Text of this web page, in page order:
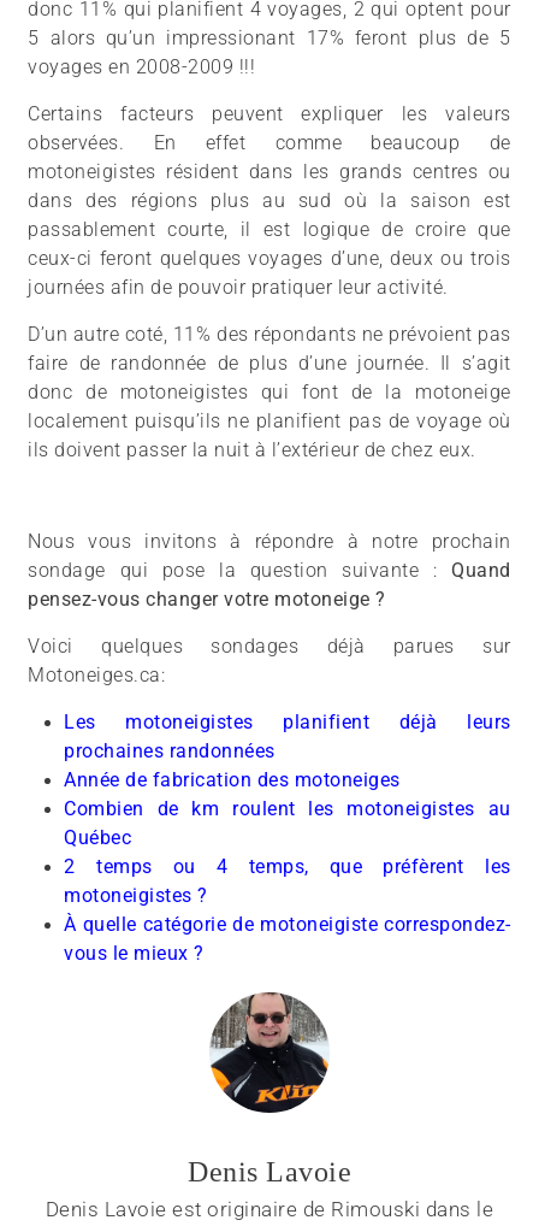
donc 11% qui planifient 4 voyages, 2 qui optent pour
5 alors qu’un impressionant 17% feront plus de 5
voyages en 2008-2009 !!!
Certains facteurs peuvent expliquer les valeurs
observées. En effet comme beaucoup de
motoneigistes résident dans les grands centres ou
dans des régions plus au sud où la saison est
passablement courte, il est logique de croire que
ceux-ci feront quelques voyages d’une, deux ou trois
journées afin de pouvoir pratiquer leur activité.
D’un autre coté, 11% des répondants ne prévoient pas
faire de randonnée de plus d’une journée. Il s’agit
donc de motoneigistes qui font de la motoneige
localement puisqu’ils ne planifient pas de voyage où
ils doivent passer la nuit à l’extérieur de chez eux.
Nous vous invitons à répondre à notre prochain
sondage qui pose la question suivante :Quand
pensez-vous changer votre motoneige ?
Voici quelques sondages déjà parues sur
Motoneiges.ca:
Les motoneigistes planifient déjà leurs
prochaines randonnées
Année de fabrication des motoneiges
Combien de km roulent les motoneigistes au
Québec
2 temps ou 4 temps, que préfèrent les
motoneigistes ?
À quelle catégorie de motoneigiste correspondez-
vous le mieux ?
Denis Lavoie
Denis Lavoie est originaire de Rimouski dans le